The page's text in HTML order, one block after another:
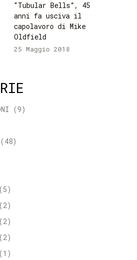
“Tubular Bells”, 45
anni fa usciva il
capolavoro di Mike
Oldfield
25 Maggio 2018
(9)
(48)